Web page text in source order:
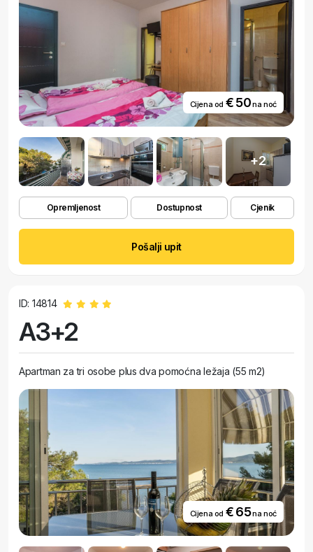
Cijena od € 50na noć
+2
Opremljenost Dostupnost Cjenik
Pošalji upit
ID: 14814
A3+2
Apartman za tri osobe plus dva pomoćna ležaja (55 m2)
Cijena od € 65na noć